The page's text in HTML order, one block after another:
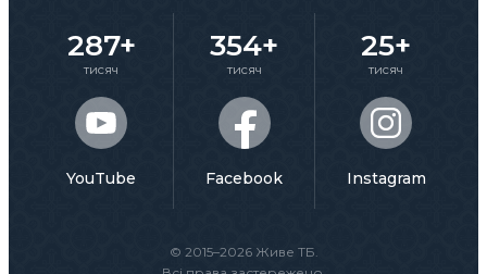
© 2015–2026 Живе ТБ.
287+
тисяч
YouTube
354+
тисяч
Facebook
25+
тисяч
Instagram